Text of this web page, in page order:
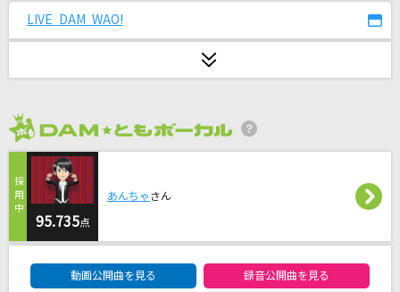
物凄い狂っとるフランちゃんが物凄いうた
咲かせや咲かせ
back number
[生音]GIFT
ベテルギウス
LIVE DAM WAO!
95.735点
あんちゃ さん
動画公開曲を見る 録音公開曲を見る